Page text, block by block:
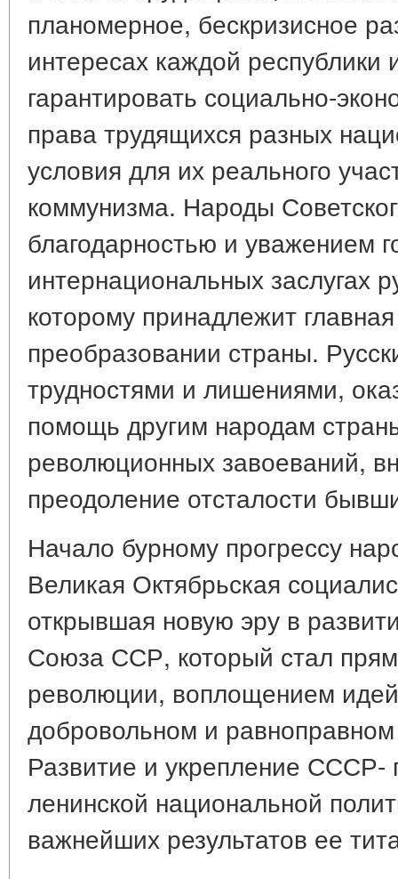
планомерное, бескризисное
интересах каждой
гарантировать социально-
права трудящихся разных
условия для их реального
коммунизма. Народы
благодарностью и уважением
интернациональных заслугах
которому принадлежит
преобразовании страны.
трудностями и лишениями,
помощь другим народам
революционных завоеваний,
преодоление отсталости
Начало бурному прогрессу
Великая Октябрьская
открывшая новую эру в
Союза ССР, который стал
революции, воплощением
добровольном и
Развитие и укрепление
ленинской национальной
важнейших результатов ее